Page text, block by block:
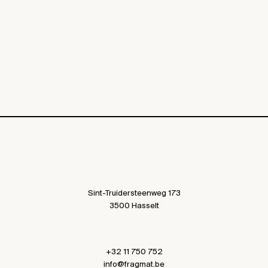
Sint-Truidersteenweg 173
3500 Hasselt
+32 11 750 752
info@fragmat.be